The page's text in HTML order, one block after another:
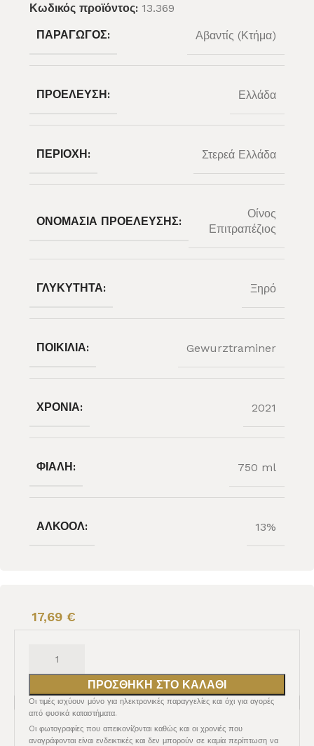
Κωδικός προϊόντος: 13.369
ΠΑΡΑΓΩΓΌΣ:
Αβαντίς (Κτήμα)
ΠΡΟΈΛΕΥΣΗ: Ελλάδα
ΠΕΡΙΟΧΉ: Στερεά Ελλάδα
ΟΝΟΜΑΣΊΑ ΠΡΟΈΛΕΥΣΗΣ:
Οίνος
Επιτραπέζιος
ΓΛΥΚΎΤΗΤΑ: Ξηρό
ΠΟΙΚΙΛΊΑ: Gewurztraminer
ΧΡΟΝΙΆ: 2021
ΦΙΆΛΗ: 750 ml
ΑΛΚΟΌΛ: 13%
17,69 €
ΠΡΟΣΘΉΚΗ ΣΤΟ ΚΑΛΆΘΙ
Οι τιμές ισχύουν μόνο για ηλεκτρονικές παραγγελίες και όχι για αγορές
από φυσικά καταστήματα.
Oι φωτογραφίες που απεικονίζονται καθώς και οι χρονιές που
αναγράφονται είναι ενδεικτικές και δεν μπορούν σε καμία περίπτωση να